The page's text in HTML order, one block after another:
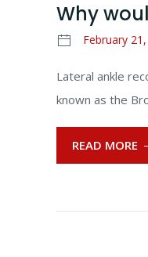
Why
February
Lateral ankle
known as the
READ MORE